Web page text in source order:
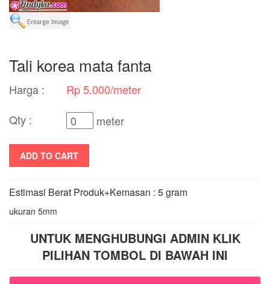
Tali korea mata fanta
Harga :
Rp 5.000/meter
Qty :
meter
ADD TO CART
Estimasi Berat Produk+Kemasan : 5 gram
ukuran 5mm
UNTUK MENGHUBUNGI ADMIN KLIK
PILIHAN TOMBOL DI BAWAH INI